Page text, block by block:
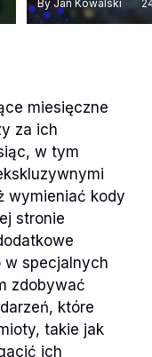
ByJan Kowalski
miesięczne
za ich
w tym
wymieniać kody
stronie
w specjalnych
zdobywać
które
takie jak
ich